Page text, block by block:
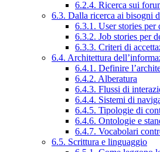
6.2.4. Ricerca sui
6.3. Dalla ricerca ai bisogni
6.3.1. User stories
6.3.2. Job stories per
6.3.3. Criteri di
6.4. Architettura
6.4.1. Definire
6.4.2. Alberatura
6.4.3. Flussi di
6.4.4. Sistemi di
6.4.5. Tipologie di
6.4.6. Ontologie e
6.4.7. Vocabolari
6.5. Scrittura e linguaggio